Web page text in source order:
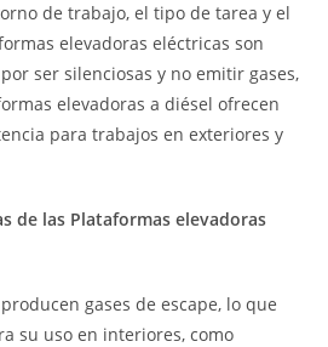
de trabajo, el tipo de tarea y el
elevadoras eléctricas son
ser silenciosas y no emitir gases,
elevadoras a diésel ofrecen
para trabajos en exteriores y
de las Plataformas elevadoras
gases de escape, lo que
su uso en interiores, como